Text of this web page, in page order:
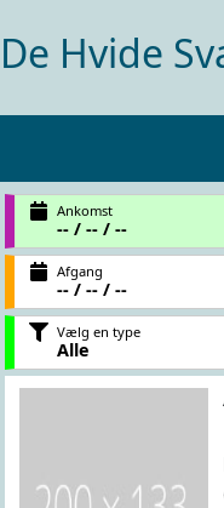
De Hvide
Ankomst
-- / -- / --
Afgang
-- / -- / --
Vælg en type
Alle